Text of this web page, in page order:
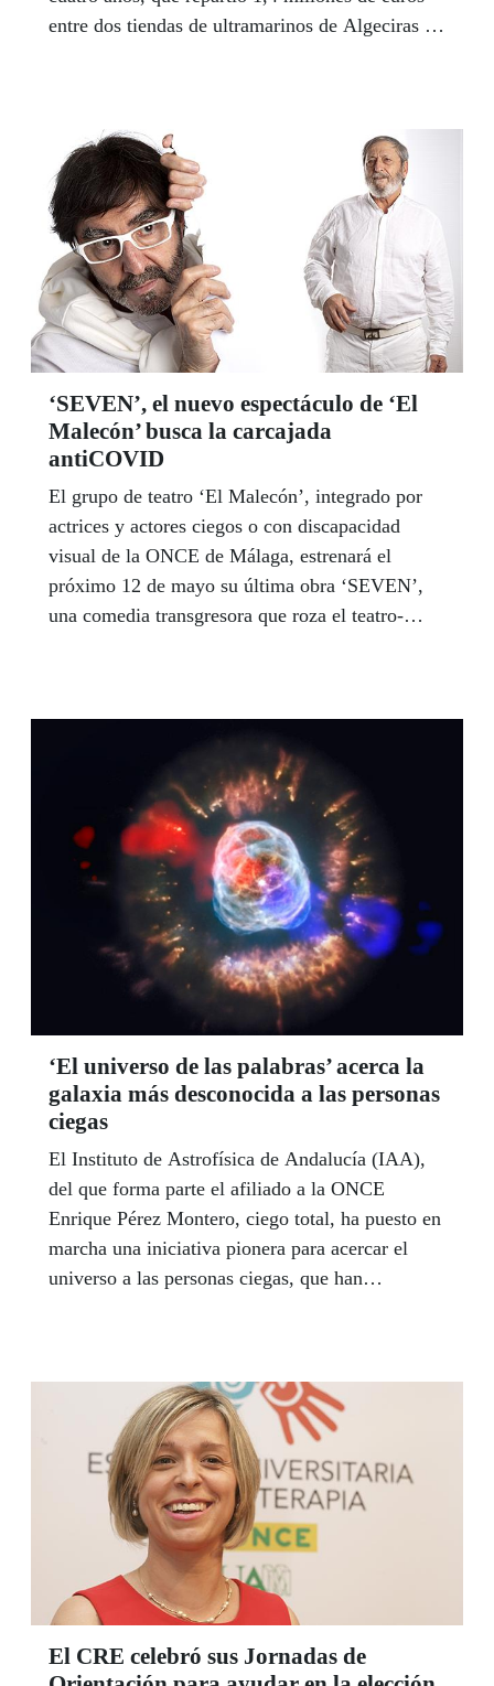
entre dos tiendas de ultramarinos de Algeciras en
repartió en su mayoría entre personas mayores.
Abril también dejó otro de los Sueldazos de la
ONCE en la localidad gaditana de Alcalá de los
Gazules gracias a Isabel Pérez.
‘SEVEN’, el nuevo espectáculo de ‘El
Malecón’ busca la carcajada
antiCOVID
El grupo de teatro ‘El Malecón’, integrado por
actrices y actores ciegos o con discapacidad
visual de la ONCE de Málaga, estrenará el
próximo 12 de mayo su última obra ‘SEVEN’,
una comedia transgresora que roza el teatro-
hasta el 3 de junio en ‘La Cochera Cabaret’ y
resulta tan antiCOVID para los actores como
para el público.
‘El universo de las palabras’ acerca la
galaxia más desconocida a las personas
ciegas
El Instituto de Astrofísica de Andalucía (IAA),
del que forma parte el afiliado a la ONCE
Enrique Pérez Montero, ciego total, ha puesto en
marcha una iniciativa pionera para acercar el
universo a las personas ciegas, que han
serie de vídeos audiodescritos de diferentes
elementos del cosmos y acaban de publicar el
primero de ellos en su Canal de YouTube.
El CRE celebró sus Jornadas de